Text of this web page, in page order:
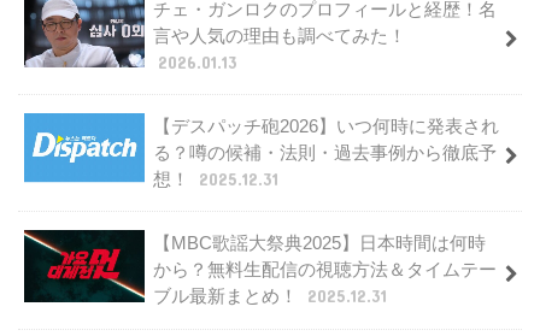
チェ・ガンロクのプロフィールと経歴！名
言や人気の理由も調べてみた！
2026.01.13
【デスパッチ砲2026】いつ何時に発表され
る？噂の候補・法則・過去事例から徹底予
想！
2025.12.31
【MBC歌謡大祭典2025】日本時間は何時
から？無料生配信の視聴方法＆タイムテー
ブル最新まとめ！
2025.12.31